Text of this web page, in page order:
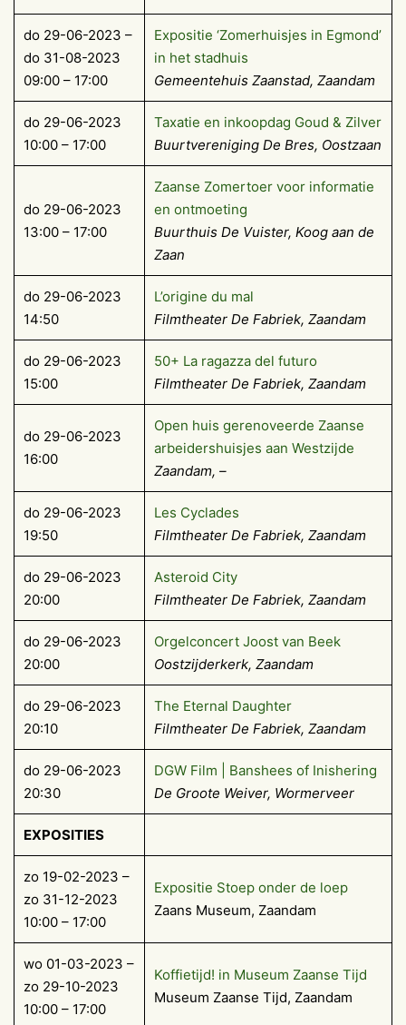
do 29-06-2023 –
do 31-08-2023
09:00 – 17:00
Expositie ‘Zomerhuisjes in Egmond’
in het stadhuis
Gemeentehuis Zaanstad, Zaandam
do 29-06-2023
10:00 – 17:00
Taxatie en inkoopdag Goud & Zilver
Buurtvereniging De Bres, Oostzaan
do 29-06-2023
13:00 – 17:00
Zaanse Zomertoer voor informatie
en ontmoeting
Buurthuis De Vuister, Koog aan de
Zaan
do 29-06-2023
14:50
L’origine du mal
Filmtheater De Fabriek, Zaandam
do 29-06-2023
15:00
50+ La ragazza del futuro
Filmtheater De Fabriek, Zaandam
do 29-06-2023
16:00
Open huis gerenoveerde Zaanse
arbeidershuisjes aan Westzijde
Zaandam, –
do 29-06-2023
19:50
Les Cyclades
Filmtheater De Fabriek, Zaandam
do 29-06-2023
20:00
Asteroid City
Filmtheater De Fabriek, Zaandam
do 29-06-2023
20:00
Orgelconcert Joost van Beek
Oostzijderkerk, Zaandam
do 29-06-2023
20:10
The Eternal Daughter
Filmtheater De Fabriek, Zaandam
do 29-06-2023
20:30
DGW Film | Banshees of Inishering
De Groote Weiver, Wormerveer
EXPOSITIES
zo 19-02-2023 –
zo 31-12-2023
10:00 – 17:00
Expositie Stoep onder de loep
Zaans Museum, Zaandam
wo 01-03-2023 –
zo 29-10-2023
10:00 – 17:00
Koffietijd! in Museum Zaanse Tijd
Museum Zaanse Tijd, Zaandam